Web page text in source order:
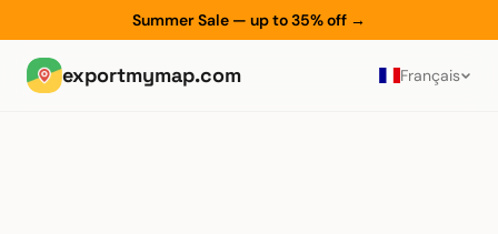
Summer Sale — up to 35% off →
exportmymap.com Français